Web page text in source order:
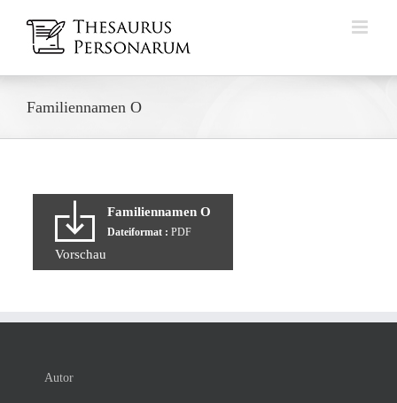
Inhalt
springen
Familiennamen O
Familiennamen O
Dateiformat : PDF
Vorschau
Autor